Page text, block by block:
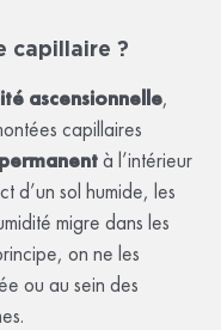
capillaire ?
ascensionnelle,
capillaires
à l’intérieur
d’un sol humide, les
migre dans les
on ne les
ou au sein des